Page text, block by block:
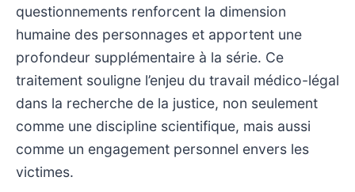
questionnements renforcent la dimension
humaine des personnages et apportent une
profondeur supplémentaire à la série. Ce
traitement souligne l’enjeu du travail médico-légal
dans la recherche de la justice, non seulement
comme une discipline scientifique, mais aussi
comme un engagement personnel envers les
victimes.